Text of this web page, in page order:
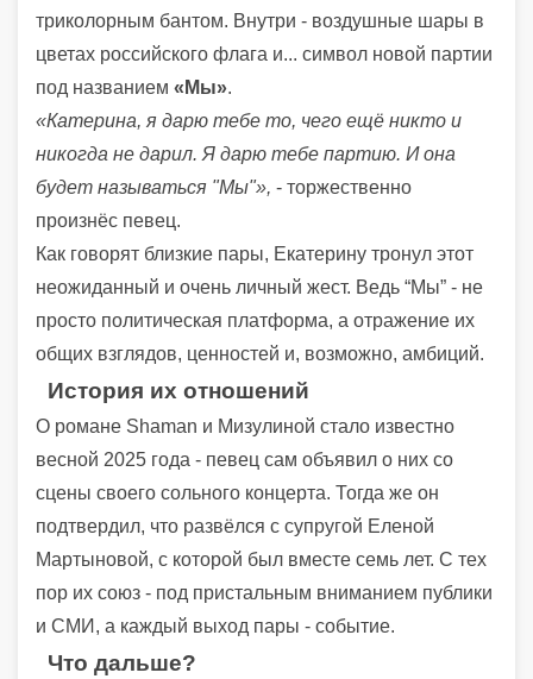
триколорным бантом. Внутри - воздушные шары в
цветах российского флага и... символ новой партии
под названием «Мы».
«Катерина, я дарю тебе то, чего ещё никто и
никогда не дарил. Я дарю тебе партию. И она
будет называться "Мы"», - торжественно
произнёс певец.
Как говорят близкие пары, Екатерину тронул этот
неожиданный и очень личный жест. Ведь “Мы” - не
просто политическая платформа, а отражение их
общих взглядов, ценностей и, возможно, амбиций.
История их отношений
О романе Shaman и Мизулиной стало известно
весной 2025 года - певец сам объявил о них со
сцены своего сольного концерта. Тогда же он
подтвердил, что развёлся с супругой Еленой
Мартыновой, с которой был вместе семь лет. С тех
пор их союз - под пристальным вниманием публики
и СМИ, а каждый выход пары - событие.
Что дальше?